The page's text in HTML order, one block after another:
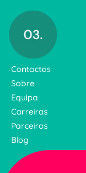
Contactos
Sobre
Equipa
Carreiras
Parceiros
Blog